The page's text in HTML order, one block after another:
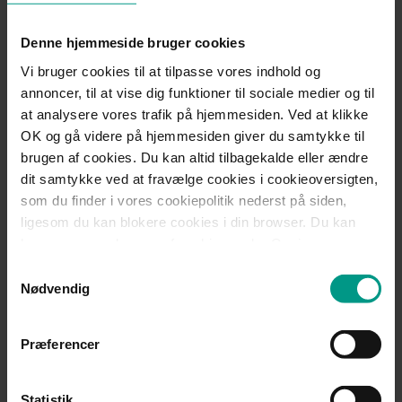
Denne hjemmeside bruger cookies
Vi bruger cookies til at tilpasse vores indhold og
annoncer, til at vise dig funktioner til sociale medier og til
at analysere vores trafik på hjemmesiden. Ved at klikke
OK og gå videre på hjemmesiden giver du samtykke til
brugen af cookies. Du kan altid tilbagekalde eller ændre
dit samtykke ved at fravælge cookies i cookieoversigten,
som du finder i vores cookiepolitik nederst på siden,
ligesom du kan blokere cookies i din browser. Du kan
behandling af personoplysninger.
Nødvendig
Præferencer
mfr@70151000.dk
Jens Baagøe Thomsen
Advokat (H), Partner
Telefon:+45 7015 1000